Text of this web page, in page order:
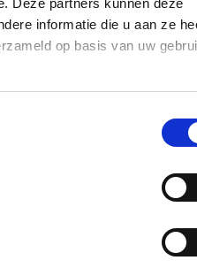
informatie die u aan ze
op basis van uw
Ze dragen bij aan de
kinderen de mogelijkheid om
knip’
slechts langs één richting